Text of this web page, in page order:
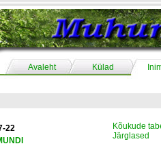
Avaleht Külad
22
Kõukude
Järglased